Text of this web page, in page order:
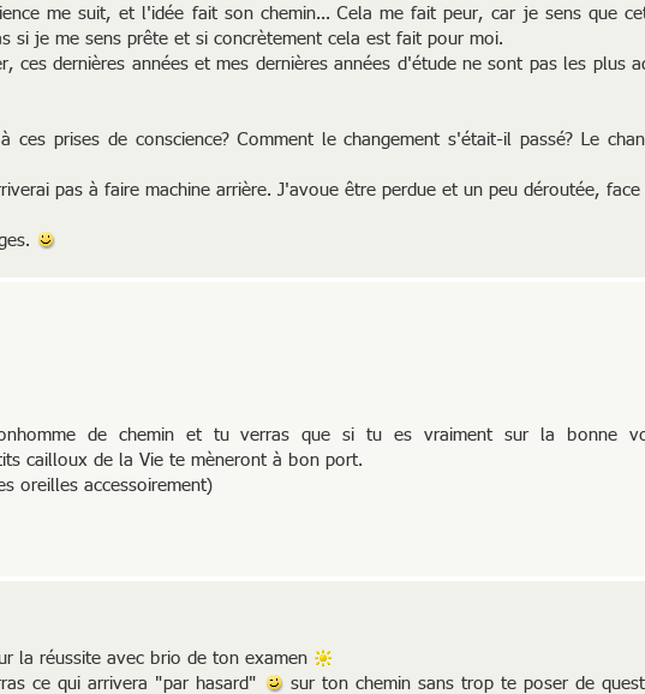
me suit, et l'idée fait son chemin... Cela me fait peur, car je sens que
si je me sens prête et si concrètement cela est fait pour moi.
ces dernières années et mes dernières années d'étude ne sont pas les plus
prises de conscience? Comment le changement s'était-il passé? Le
pas à faire machine arrière. J'avoue être perdue et un peu déroutée, face
de chemin et tu verras que si tu es vraiment sur la bonne
cailloux de la Vie te mèneront à bon port.
oreilles accessoirement)
la réussite avec brio de ton examen
ce qui arrivera "par hasard"
sur ton chemin sans trop te poser de